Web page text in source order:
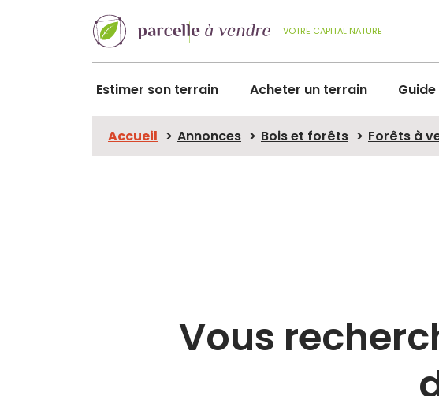
VOTRE CAPITAL NATURE
Estimer son terrain Acheter un terrain
Accueil Annonces Bois et forêts Forêts à
Vous